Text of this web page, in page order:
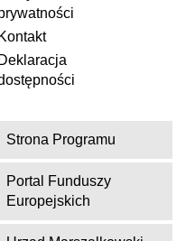
Kontakt
Deklaracja
Strona Programu
Portal Funduszy
Europejskich